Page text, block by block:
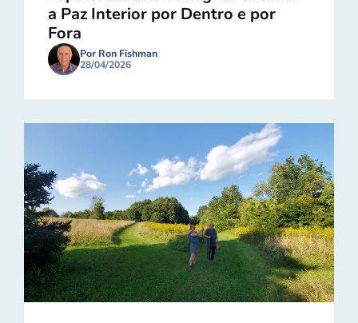
a Paz Interior por Dentro e por
Fora
Por Ron Fishman
28/04/2026